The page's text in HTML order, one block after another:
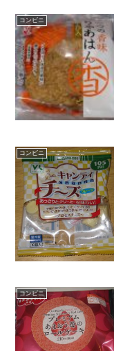
コンビニ
コンビニ
コンビニ